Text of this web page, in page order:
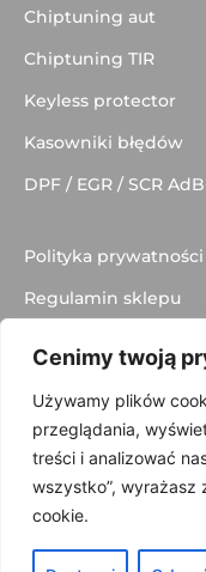
Cenimy twoją
Używamy plików
przeglądania,
treści i analizować
wszystko”, wyrażasz
cookie.
Chiptuning aut
Chiptuning TIR
Keyless protector
Kasowniki błędów
DPF / EGR / SCR
Polityka prywatności
Regulamin sklepu
© 2025 made with